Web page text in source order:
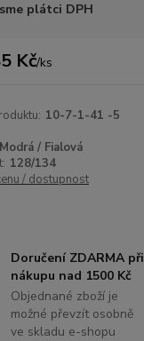
plátci DPH
Kč/ks
10-7-1-41 -5
Modrá / Fialová
128/134
/ dostupnost
Doručení ZDARMA při
nákupu nad 1500 Kč
Objednané zboží je
možné převzít osobně
ve skladu e-shopu